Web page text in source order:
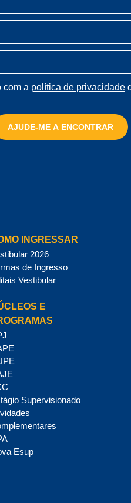
com a política de privacidade
AJUDE-ME A ENCONTRAR
INGRESSAR
2026
de Ingresso
Vestibular
E
Supervisionado
Esup